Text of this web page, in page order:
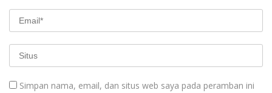
Simpan nama, email, dan situs web saya pada peramban ini